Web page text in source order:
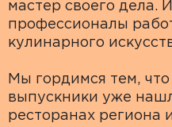
мастер своего дела.
профессионалы
кулинарного
Мы гордимся тем,
выпускники уже
ресторанах региона